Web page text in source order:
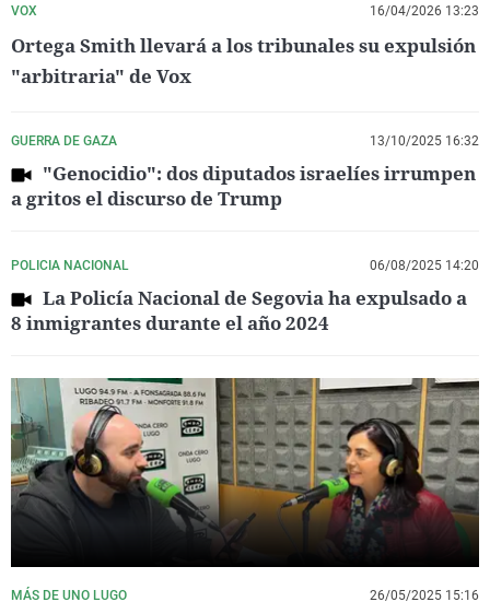
VOX 16/04/2026 13:23
Ortega Smith llevará a los tribunales su expulsión
"arbitraria" de Vox
GUERRA DE GAZA 13/10/2025 16:32
"Genocidio": dos diputados israelíes irrumpen
a gritos el discurso de Trump
POLICIA NACIONAL 06/08/2025 14:20
La Policía Nacional de Segovia ha expulsado a
8 inmigrantes durante el año 2024
MÁS DE UNO LUGO 26/05/2025 15:16